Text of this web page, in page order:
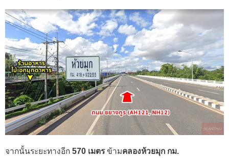
จากนั้นระยะทางอีก 570 เมตรข้ามคลองห้วยมุก กม.